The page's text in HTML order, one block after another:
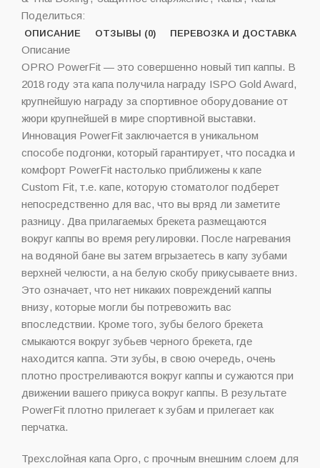
Поделиться:
ОПИСАНИЕ ОТЗЫВЫ (0) ПЕРЕВОЗКА И ДОСТАВКА
Описание
OPRO PowerFit — это совершенно новый тип каппы. В
2018 году эта капа получила награду ISPO Gold Award,
крупнейшую награду за спортивное оборудование от
жюри крупнейшей в мире спортивной выставки.
Инновация PowerFit заключается в уникальном
способе подгонки, который гарантирует, что посадка и
комфорт PowerFit настолько приближены к капе
Custom Fit, т.е. капе, которую стоматолог подберет
непосредственно для вас, что вы вряд ли заметите
разницу. Два прилагаемых брекета размещаются
вокруг каппы во время регулировки. После нагревания
на водяной бане вы затем вгрызаетесь в капу зубами
верхней челюсти, а на белую скобу прикусываете вниз.
Это означает, что нет никаких повреждений каппы
внизу, которые могли бы потревожить вас
впоследствии. Кроме того, зубы белого брекета
смыкаются вокруг зубьев черного брекета, где
находится каппа. Эти зубы, в свою очередь, очень
плотно простреливаются вокруг каппы и сужаются при
движении вашего прикуса вокруг каппы. В результате
PowerFit плотно прилегает к зубам и прилегает как
перчатка.
Трехслойная капа Opro, с прочным внешним слоем для